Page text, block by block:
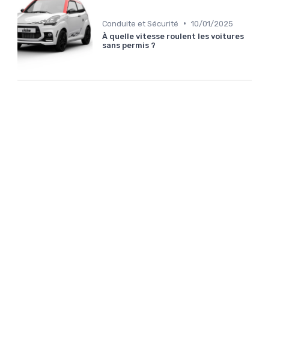
Conduite et Sécurité • 10/01/2025
À quelle vitesse roulent les voitures
sans permis ?